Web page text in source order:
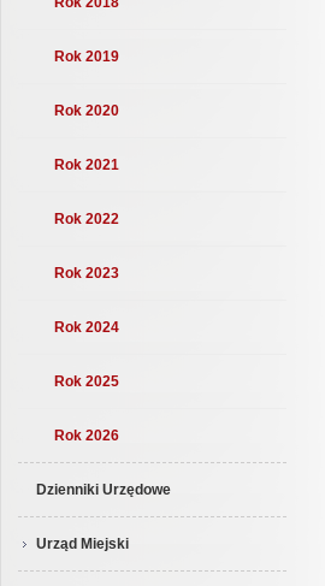
Rok 2019
Rok 2020
Rok 2021
Rok 2022
Rok 2023
Rok 2024
Rok 2025
Rok 2026
Dzienniki Urzędowe
Urząd Miejski